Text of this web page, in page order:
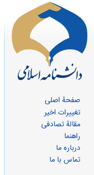
صفحهٔ اصلی
تغییرات اخیر
مقالهٔ تصادفی
راهنما
درباره ما
تماس با ما